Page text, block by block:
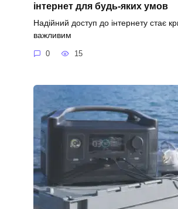
інтернет для будь-яких умов
Надійний доступ до інтернету стає
важливим
0 15